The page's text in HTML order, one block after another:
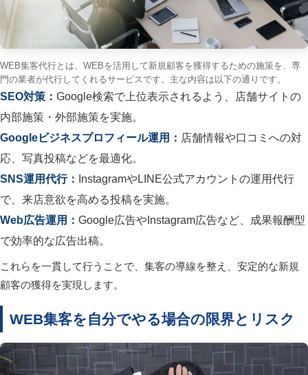
WEB集客代行とは、WEBを活用して新規顧客を獲得するための施策を、専
門の業者が代行してくれるサービスです。主な内容は以下の通りです。
SEO対策： Google検索で上位表示されるよう、店舗サイトの
内部施策・外部施策を実施。
Googleビジネスプロフィール運用： 店舗情報や口コミへの対
応、写真投稿などを最適化。
SNS運用代行：
InstagramやLINE公式アカウントの運用代行
で、来店意欲を高める投稿を実施。
Web広告運用： Google広告やInstagram広告など、成果報酬型
で効率的な広告出稿。
これらを一貫して行うことで、集客の導線を整え、安定的な新規
顧客の獲得を実現します。
WEB集客を自分でやる場合の限界とリスク